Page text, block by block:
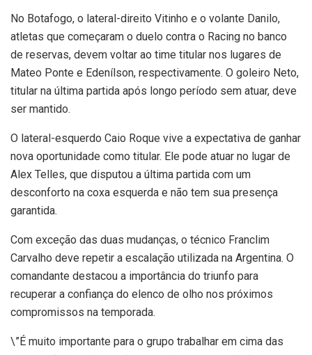
No Botafogo, o lateral-direito Vitinho e o volante Danilo,
atletas que começaram o duelo contra o Racing no banco
de reservas, devem voltar ao time titular nos lugares de
Mateo Ponte e Edenílson, respectivamente. O goleiro Neto,
titular na última partida após longo período sem atuar, deve
ser mantido.
O lateral-esquerdo Caio Roque vive a expectativa de ganhar
nova oportunidade como titular. Ele pode atuar no lugar de
Alex Telles, que disputou a última partida com um
desconforto na coxa esquerda e não tem sua presença
garantida.
Com exceção das duas mudanças, o técnico Franclim
Carvalho deve repetir a escalação utilizada na Argentina. O
comandante destacou a importância do triunfo para
recuperar a confiança do elenco de olho nos próximos
compromissos na temporada.
\”É muito importante para o grupo trabalhar em cima das